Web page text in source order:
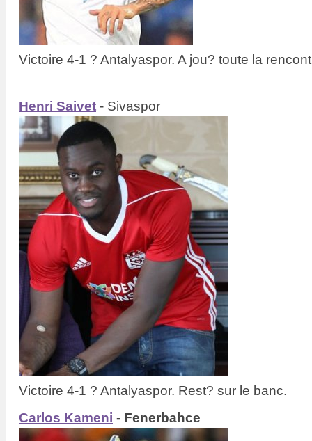
Victoire 4-1 ? Antalyaspor. A jou? toute la
Henri Saivet - Sivaspor
Victoire 4-1 ? Antalyaspor. Rest? sur le banc.
Carlos Kameni - Fenerbahce